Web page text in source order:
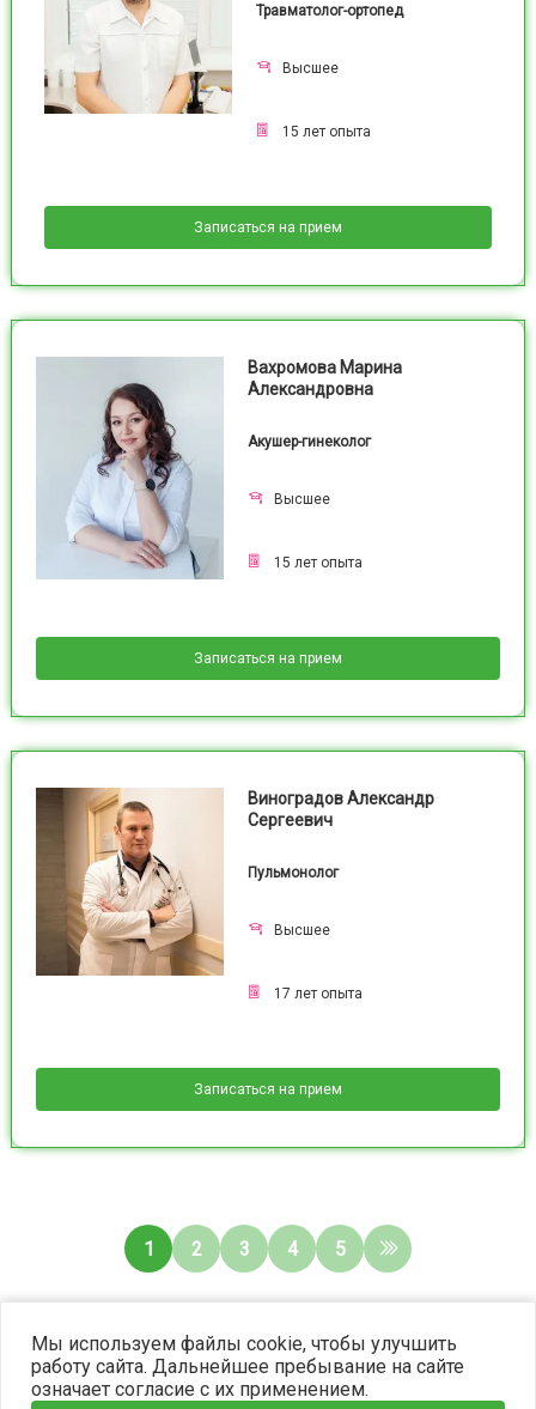
Травматолог-ортопед
Высшее
15 лет опыта
Записаться на прием
Вахромова Марина
Александровна
Акушер-гинеколог
Высшее
15 лет опыта
Записаться на прием
Виноградов Александр
Сергеевич
Пульмонолог
Высшее
17 лет опыта
Записаться на прием
1 2 3 4 5
©2023 OPTIMA. Все права защищены.
Мы используем файлы cookie, чтобы улучшить
работу сайта. Дальнейшее пребывание на сайте
означает согласие с их применением.